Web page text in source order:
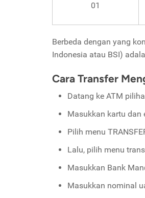
01
Berbeda dengan yang
Indonesia atau BSI)
Cara Transfer
Datang ke ATM
Masukkan kartu dan
Pilih menu
Lalu, pilih menu
Masukkan Bank
Masukkan nominal